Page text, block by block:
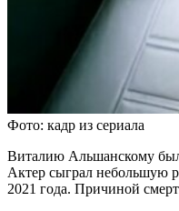
Фото: кадр из сериала
Виталию Альшанскому
Актер сыграл небольшую
2021 года. Причиной